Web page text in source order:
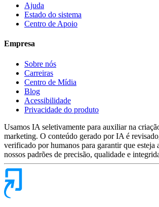
Ajuda
Estado do sistema
Centro de Apoio
Empresa
Sobre nós
Carreiras
Centro de Mídia
Blog
Acessibilidade
Privacidade do produto
Usamos IA seletivamente para auxiliar na
marketing. O conteúdo gerado por IA é
verificado por humanos para garantir que esteja
nossos padrões de precisão, qualidade e